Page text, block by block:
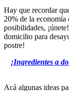
Hay que recordar
20% de la
posibilidades,
domicilio para
postre!
¡Ingredientes a
Acá algunas ideas